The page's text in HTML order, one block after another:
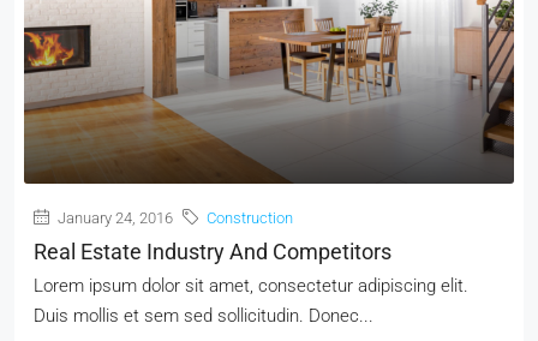
January 24, 2016 Construction
Real Estate Industry And Competitors
Lorem ipsum dolor sit amet, consectetur adipiscing elit.
Duis mollis et sem sed sollicitudin. Donec...